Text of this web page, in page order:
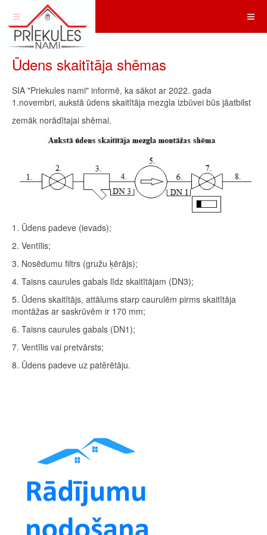
Ūdens skaitītāja shēmas
SIA "Priekules nami" informē, ka sākot ar 2022. gada
1.novembri, aukstā ūdens skaitītāja mezgla izbūvei būs jāatbilst
zemāk norādītajai shēmai.
1. Ūdens padeve (ievads);
2. Ventīlis;
3. Nosēdumu filtrs (gružu ķērājs);
4. Taisns caurules gabals līdz skaitītājam (DN3);
5. Ūdens skaitītājs, attālums starp caurulēm pirms skaitītāja
montāžas ar saskrūvēm ir 170 mm;
6. Taisns caurules gabals (DN1);
7. Ventīlis vai pretvārsts;
8. Ūdens padeve uz patērētāju.